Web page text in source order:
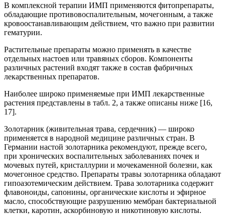
В комплексной терапии ИМП применяются фитопрепараты,
обладающие противовоспалительным, мочегонным, а также
кровоостанавливающим действием, что важно при развитии
гематурии.
Растительные препараты можно применять в качестве
отдельных настоев или травяных сборов. Компоненты
различных растений входят также в состав фабричных
лекарственных препаратов.
Наиболее широко применяемые при ИМП лекарственные
растения представлены в табл. 2, а также описаны ниже [16,
17].
Золотарник (живительная трава, сердечник) — широко
применяется в народной медицине различных стран. В
Германии настой золотарника рекомендуют, прежде всего,
при хронических воспалительных заболеваниях почек и
мочевых путей, кристаллурии и мочекаменной болезни, как
мочегонное средство. Препараты травы золотарника обладают
гипоазотемическим действием. Трава золотарника содержит
флавоноиды, сапонины, органические кислоты и эфирное
масло, способствующие разрушению мембран бактериальной
клетки, каротин, аскорбиновую и никотиновую кислоты.